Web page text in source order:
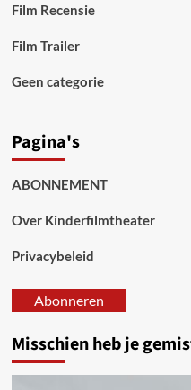
Film Recensie
Film Trailer
Geen categorie
Pagina's
ABONNEMENT
Over Kinderfilmtheater
Privacybeleid
Abonneren
Misschien heb je